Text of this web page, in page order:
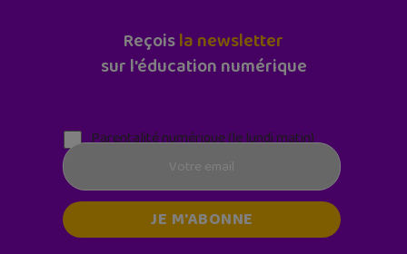
Reçoisla newsletter
sur l'éducation numérique
Parentalité numérique (le lundi matin)